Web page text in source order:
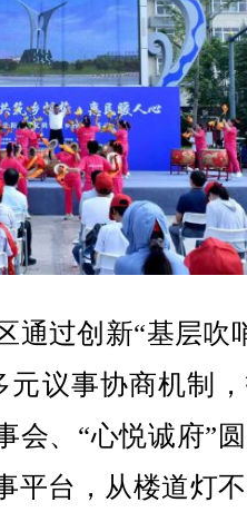
过创新“基层吹
元议事协商机制
会、“心悦诚府”
平台，从楼道灯